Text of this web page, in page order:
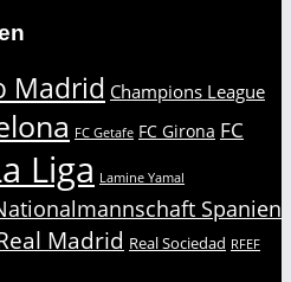
Madrid Champions League
FC Getafe FC Girona FC
Liga Lamine Yamal
Spanien
Madrid Real Sociedad RFEF